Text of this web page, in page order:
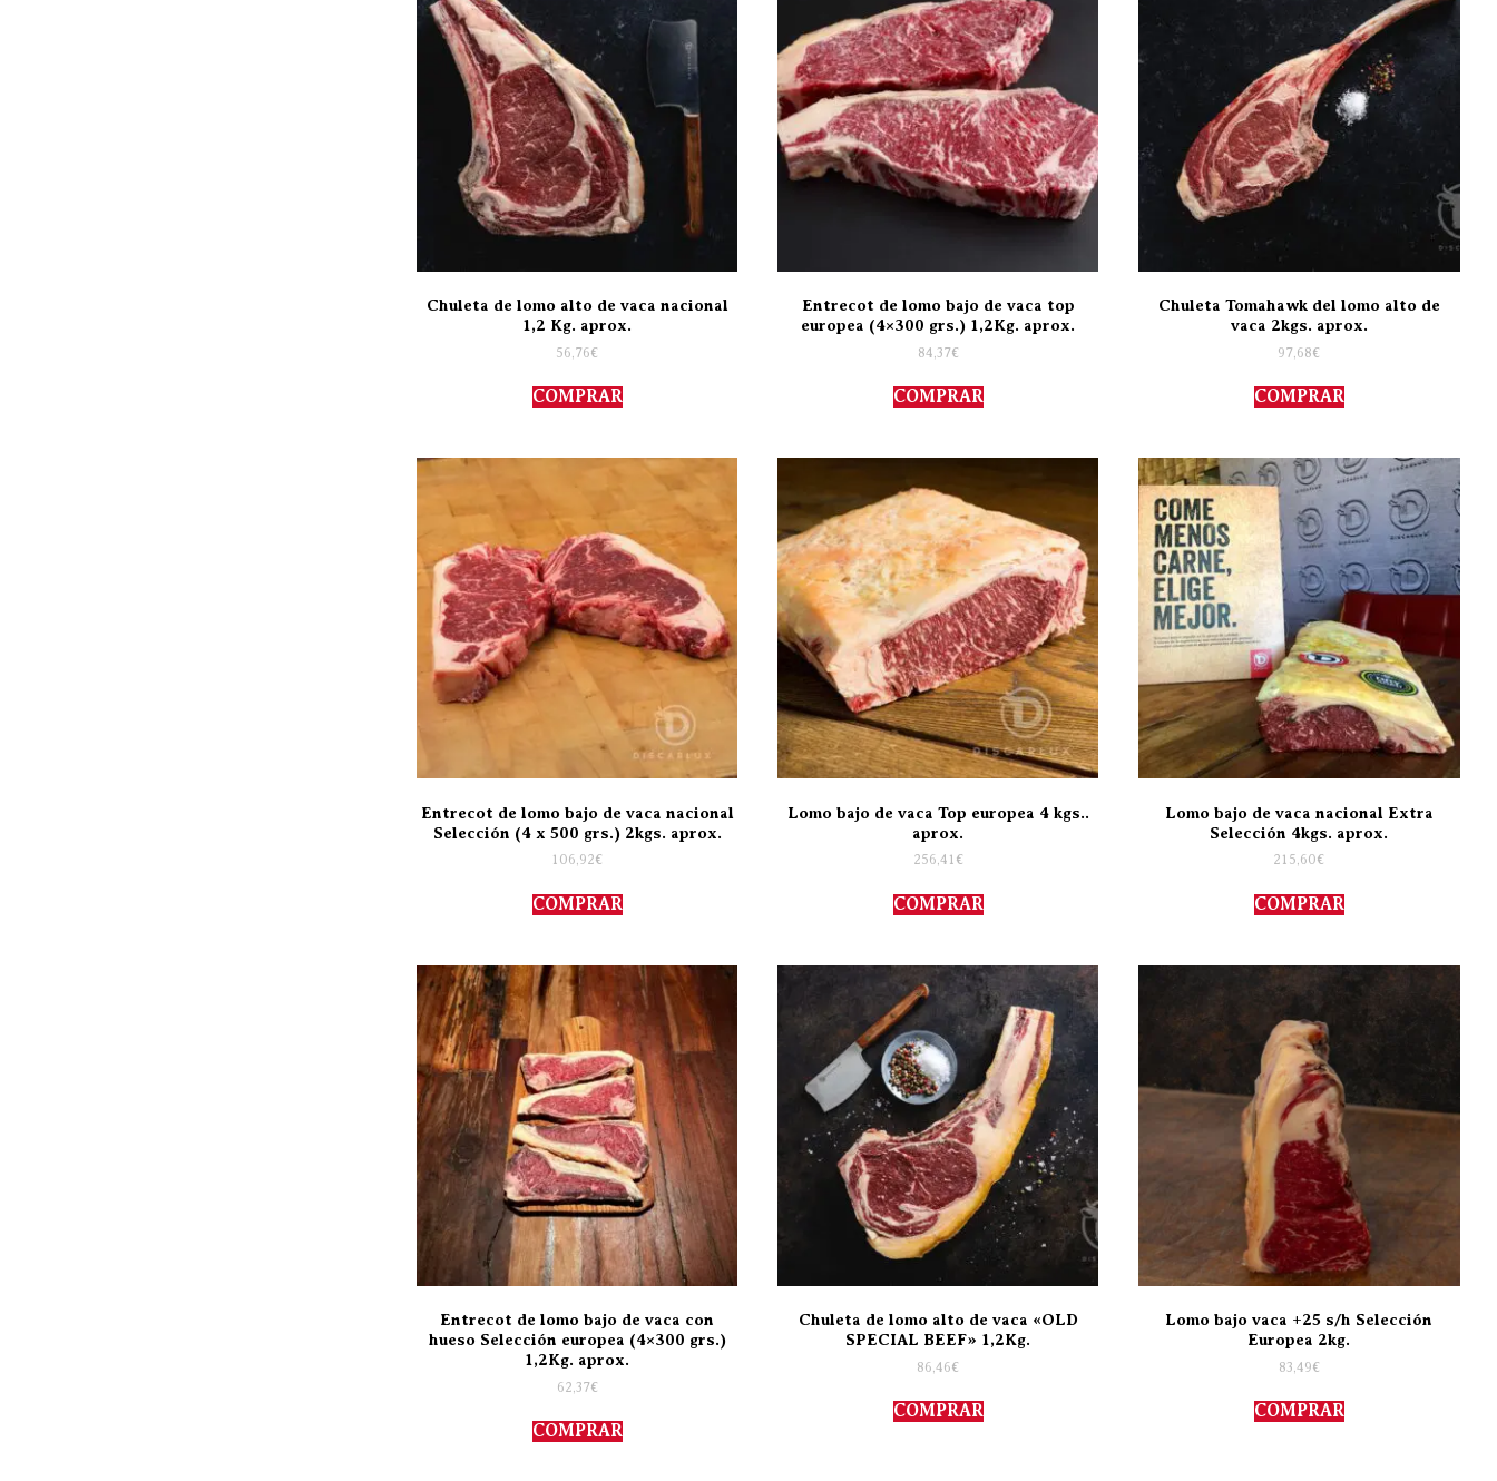
Chuleta de lomo alto de vaca nacional
1,2 Kg. aprox.
56,76€
COMPRAR
Entrecot de lomo bajo de vaca top
europea (4×300 grs.) 1,2Kg. aprox.
84,37€
COMPRAR
Chuleta Tomahawk del lomo alto de
vaca 2kgs. aprox.
97,68€
COMPRAR
Entrecot de lomo bajo de vaca nacional
Selección (4 x 500 grs.) 2kgs. aprox.
106,92€
COMPRAR
Lomo bajo de vaca Top europea 4 kgs..
aprox.
256,41 €
COMPRAR
Lomo bajo de vaca nacional Extra
Selección 4kgs. aprox.
215,60€
COMPRAR
Entrecot de lomo bajo de vaca con
hueso Selección europea (4×300 grs.)
1,2Kg. aprox.
62,37€
COMPRAR
Chuleta de lomo alto de vaca «OLD
SPECIAL BEEF» 1,2Kg.
86,46€
COMPRAR
Lomo bajo vaca +25 s/h Selección
Europea 2kg.
83,49€
COMPRAR